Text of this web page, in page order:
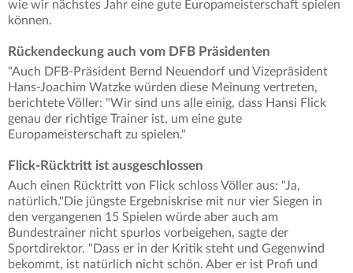
wie wir nächstes Jahr eine gute Europameisterschaft spielen
können.
Rückendeckung auch vom DFB Präsidenten
"Auch DFB-Präsident Bernd Neuendorf und Vizepräsident
Hans-Joachim Watzke würden diese Meinung vertreten,
berichtete Völler: "Wir sind uns alle einig, dass Hansi Flick
genau der richtige Trainer ist, um eine gute
Europameisterschaft zu spielen."
Flick-Rücktritt ist ausgeschlossen
Auch einen Rücktritt von Flick schloss Völler aus: "Ja,
natürlich."Die jüngste Ergebniskrise mit nur vier Siegen in
den vergangenen 15 Spielen würde aber auch am
Bundestrainer nicht spurlos vorbeigehen, sagte der
Sportdirektor. "Dass er in der Kritik steht und Gegenwind
bekommt, ist natürlich nicht schön. Aber er ist Profi und